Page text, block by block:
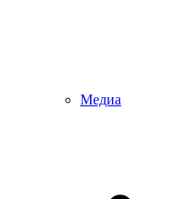
Медиа